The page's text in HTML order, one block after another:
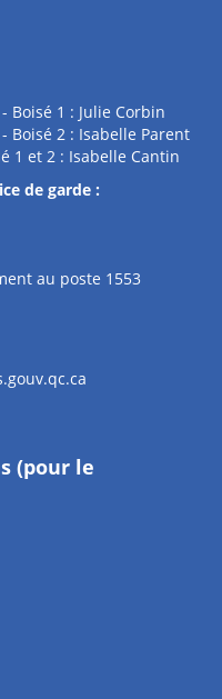
Boisé 1 : Julie Corbin
Boisé 2 : Isabelle Parent
1 et 2 : Isabelle Cantin
de garde :
au poste 1553
(pour le